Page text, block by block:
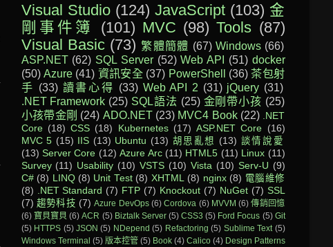
Visual Studio (124) JavaScript (103) 金
剛事件簿
(101) MVC (98) Tools (87)
Visual Basic (73) 繁體簡體 (67) Windows (66)
ASP.NET (62) SQL Server (52) Web API (51) docker
(50) Azure (41) 資訊安全 (37) PowerShell (36) 茶包射
手 (33) 讀書心得 (33) Web API 2 (31) jQuery (31)
.NET Framework (25) SQL語法 (25) 金剛帶小孩 (25)
小孩帶金剛 (24) ADO.NET (23) MVC4 Book (22)
.NET
Core (18) CSS (18) Kubernetes (17) ASP.NET Core (16)
MVC 5 (15) IIS (13) Ubuntu (13) 胡思亂想 (13) 談情說愛
(13) Server Core (12) Azure Arc (11) HTML5 (11) Linux (11)
Survey (11) Usability (10) VSTS (10) Vista (10) Serv-U (9)
C# (8) LINQ (8) Unit Test (8) XHTML (8) nginx (8) 電腦維修
(8)
.NET Standard (7) FTP (7) Knockout (7) NuGet (7) SSL
(7) 趨勢科技 (7) Azure DevOps (6) Cordova (6) MVVM (6) 傳銷回憶
(6) 寶貝寶貝 (6) ACR (5) Biztalk Server (5) CSS3 (5) Ford Focus (5) Git
(5) HTTPS (5) JSON (5) NDepend (5) Refactoring (5) Sublime Text (5)
Windows Terminal (5) 版本控管 (5) Book (4) Calico (4) Design Patterns